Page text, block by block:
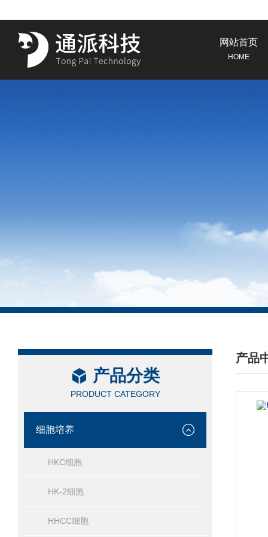
网站首页
HOME
产品分类
PRODUCT CATEGORY
细胞培养
HKC细胞
HK-2细胞
HHCC细胞
产品
/